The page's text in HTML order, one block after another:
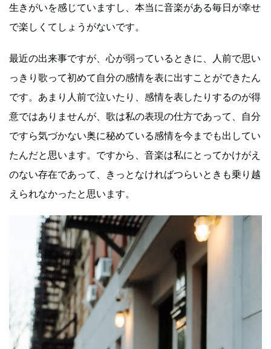
生きがいを感じていますし、本当に音楽がある毎日が幸せ
で楽しくてしょうがないです。
最近の出来事ですが、心が弱っているときに、人前で思い
っきり歌って初めて自分の感情を表に出すことができたん
です。あまり人前で泣いたり、感情を表したりするのが得
意ではありませんが、歌は私の表現の仕方であって、自分
ですら気づかない奥に秘めている感情を今までも出してい
たんだと思います。ですから、音楽は私にとってかけがえ
のない存在であって、きっとなければつらいときも乗り越
えられなかったと思います。